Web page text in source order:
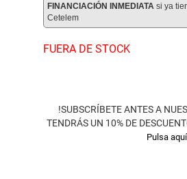
FINANCIACIÓN INMEDIATA si ya
Cetelem
FUERA DE STOCK
!SUBSCRÍBETE ANTES A
TENDRÁS UN 10% DE
Pulsa aquí